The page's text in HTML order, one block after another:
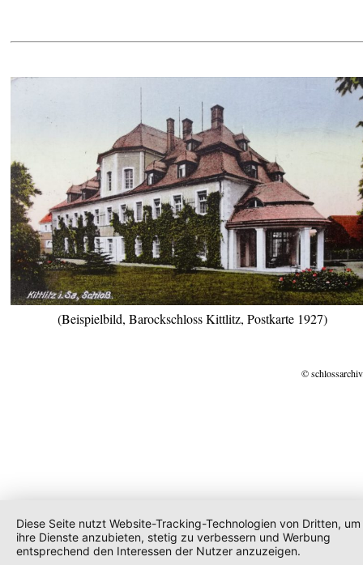
(Beispielbild, Barockschloss Kittlitz, Postkarte 1927)
©
Diese Seite nutzt Website-Tracking-Technologien von Dritten, um
ihre Dienste anzubieten, stetig zu verbessern und Werbung
entsprechend den Interessen der Nutzer anzuzeigen.